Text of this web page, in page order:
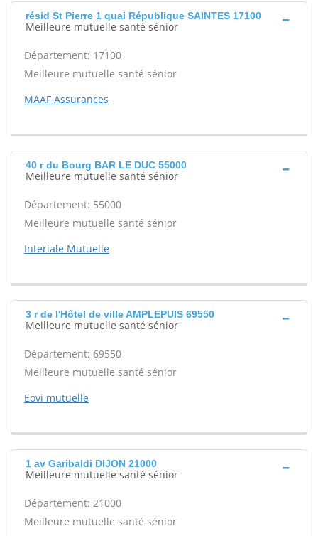
résid St Pierre 1 quai République SAINTES 17100
Meilleure mutuelle santé sénior
Département: 17100
Meilleure mutuelle santé sénior
MAAF Assurances
40 r du Bourg BAR LE DUC 55000
Meilleure mutuelle santé sénior
Département: 55000
Meilleure mutuelle santé sénior
Interiale Mutuelle
3 r de l'Hôtel de ville AMPLEPUIS 69550
Meilleure mutuelle santé sénior
Département: 69550
Meilleure mutuelle santé sénior
Eovi mutuelle
1 av Garibaldi DIJON 21000
Meilleure mutuelle santé sénior
Département: 21000
Meilleure mutuelle santé sénior